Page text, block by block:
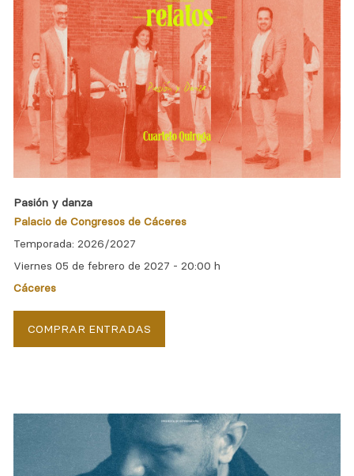
Pasión y danza
Palacio de Congresos de Cáceres
Temporada: 2026/2027
Viernes 05 de febrero de 2027 -20:00 h
Cáceres
COMPRAR ENTRADAS